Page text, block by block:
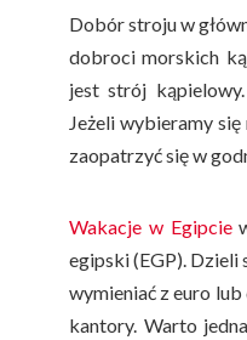
Dobór stroju w
dobroci morskich
jest strój
Jeżeli wybieramy
zaopatrzyć się w
Wakacje w Egipcie
egipski (EGP). Dzieli
wymieniać z euro
kantory. Warto